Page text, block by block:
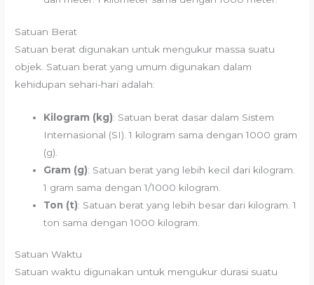
Satuan Berat
Satuan berat digunakan untuk mengukur massa suatu
objek. Satuan berat yang umum digunakan dalam
kehidupan sehari-hari adalah:
Kilogram (kg): Satuan berat dasar dalam Sistem
Internasional (SI). 1 kilogram sama dengan 1000 gram
(g).
Gram (g): Satuan berat yang lebih kecil dari kilogram.
1 gram sama dengan 1/1000 kilogram.
Ton (t): Satuan berat yang lebih besar dari kilogram. 1
ton sama dengan 1000 kilogram.
Satuan Waktu
Satuan waktu digunakan untuk mengukur durasi suatu